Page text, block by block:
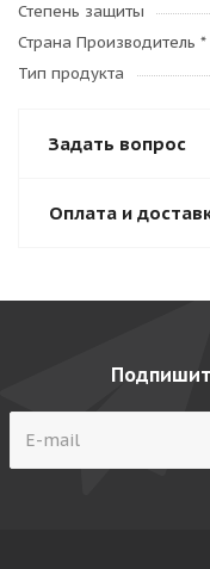
Степень защиты
Страна Производитель *
Тип продукта
Задать вопрос
Оплата и